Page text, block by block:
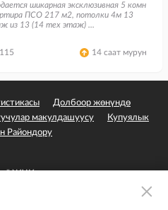
шикарная эксклюзивная 5 комн
ПСО 217 м2, потолки 4м 13
из 13 (14 тех этаж) ...
115 14 саат мурун
Долбоор жөнүндө
макулдашуусу
Купуялык
Райондору